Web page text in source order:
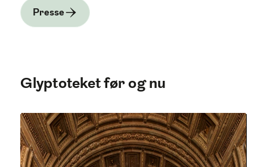
Presse
Glyptoteket før og nu